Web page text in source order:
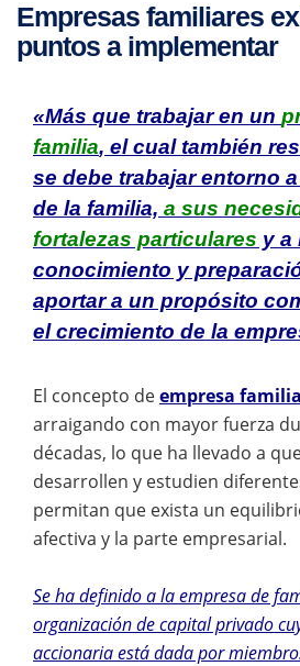
Empresas familiares
puntos a implementar
«Más que trabajar en un
familia, el cual también
se debe trabajar entorno
de la familia, a sus
fortalezas particulares y a
conocimiento y
aportar a un propósito
el crecimiento de la
El concepto deempresa
arraigando con mayor fuerza
décadas, lo que ha llevado a
desarrollen y estudien
permitan que exista un
afectiva y la parte empresarial.
Se ha definido a la empresa de
organización de capital privado
accionaria está dada por